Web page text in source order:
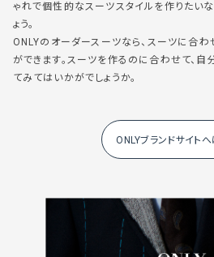
ゃれで個性的なスーツスタイルを作りたい
ょう。
ONLYのオーダースーツなら、スーツに合わ
ができます。スーツを作るのに合わせて、
てみてはいかがでしょうか。
ONLYブランドサイトへ